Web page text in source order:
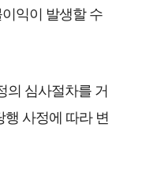
익이 발생할 수
의 심사절차를 거
사정에 따라 변